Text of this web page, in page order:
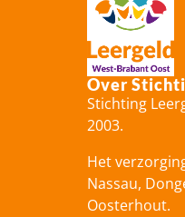
Over
Stichting
2003.
Het
Nassau,
Oosterhout.